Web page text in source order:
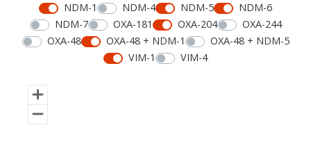
NDM-1
NDM-4 NDM-5
NDM-6
NDM-7
OXA-181 OXA-204
OXA-244
OXA-48
OXA-48 + NDM-1
OXA-48 + NDM-5
VIM-1
VIM-4